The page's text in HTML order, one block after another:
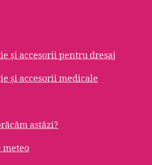
și accesorii pentru dresaj
și accesorii medicale
astăzi?